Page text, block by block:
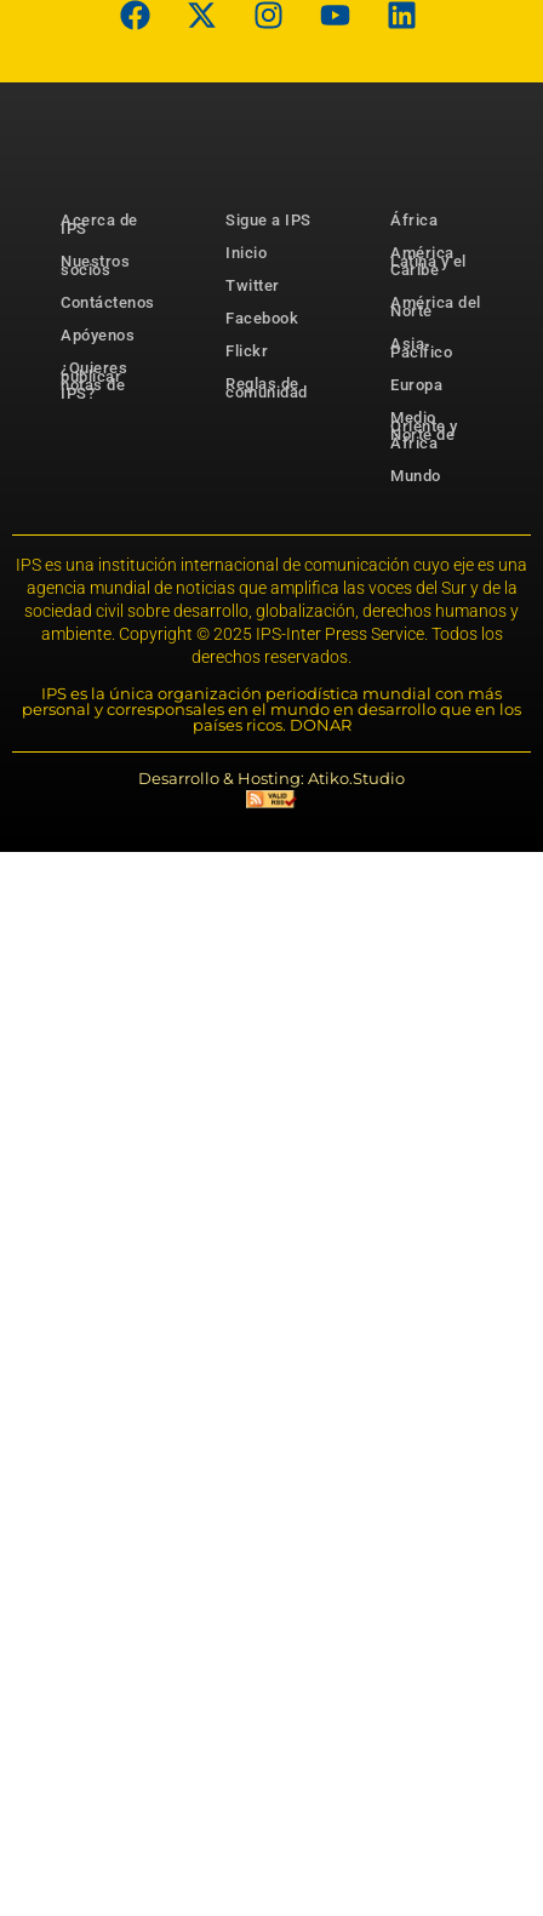
Acerca de
IPS
Nuestros
socios
Contáctenos
Apóyenos
¿Quieres
publicar
notas de
IPS?
Sigue a IPS
Inicio
Twitter
Facebook
Flickr
Reglas de
comunidad
África
América
Latina y el
Caribe
América del
Norte
Asia-
Pacífico
Europa
Medio
Oriente y
Norte de
África
Mundo
IPS es una institución internacional de comunicación cuyo eje es una
agencia mundial de noticias que amplifica las voces del Sur y de la
sociedad civil sobre desarrollo, globalización, derechos humanos y
ambiente. Copyright © 2025 IPS-Inter Press Service. Todos los
derechos reservados.
IPS es la única organización periodística mundial con más
personal y corresponsales en el mundo en desarrollo que en los
países ricos. DONAR
Desarrollo & Hosting: Atiko.Studio